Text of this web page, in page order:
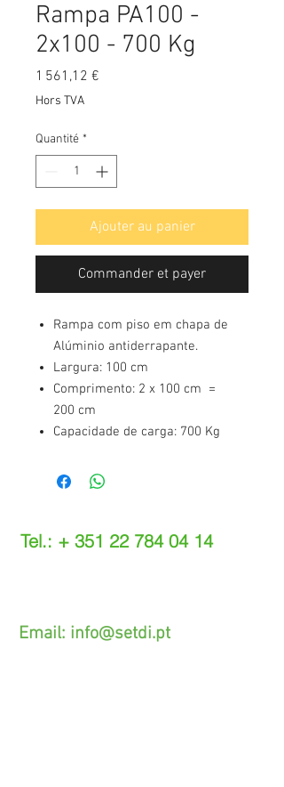
Rampa PA100 -
2x100 - 700 Kg
1 561,12 €
Hors TVA
Quantité *
Ajouter au panier
Commander et payer
Rampa com piso em chapa de
Alúminio antiderrapante.
Largura: 100 cm
Comprimento: 2 x 100 cm =
200 cm
Capacidade de carga: 700 Kg
Tel.: + 351 22 784 04 14
Email: info@setdi.pt